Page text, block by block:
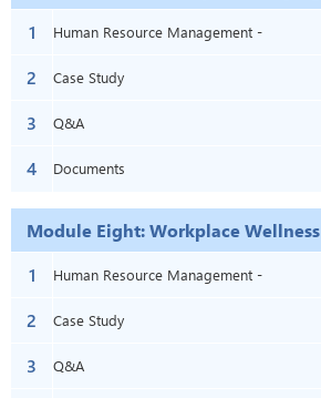
Violence
1 Human Resource Management -
Module Seven: Workplace Bullying,
Harassment And Violence
2 Case Study
3 Q&A
4 Documents
Module Eight: Workplace Wellness
1
Human Resource Management -
Module Eight: Workplace Wellness
2 Case Study
3 Q&A